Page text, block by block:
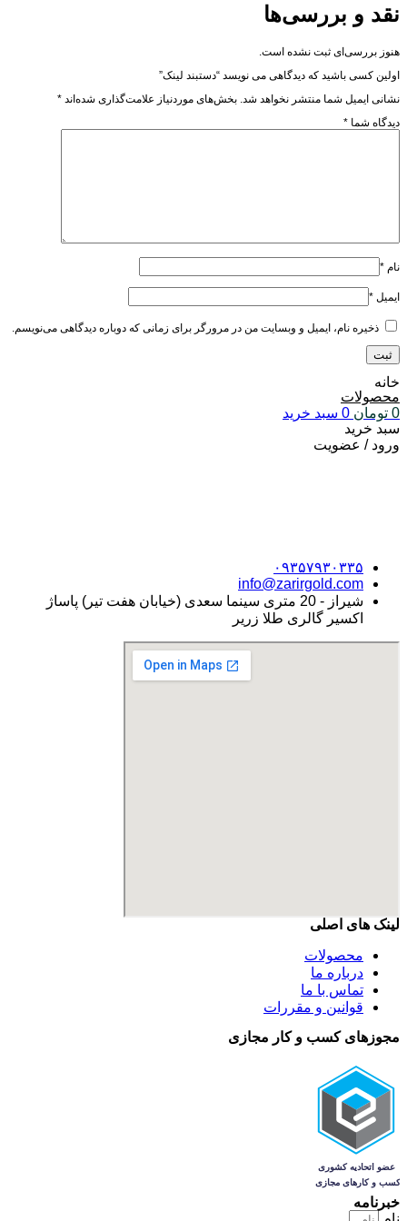
نقد و بررسی‌ها
هنوز بررسی‌ای ثبت نشده است.
اولین کسی باشید که دیدگاهی می نویسد “دستبند لینک”
نشانی ایمیل شما منتشر نخواهد شد. بخش‌های موردنیاز علامت‌گذاری شده‌اند *
دیدگاه شما *
نام *
ایمیل *
ذخیره نام، ایمیل و وبسایت من در مرورگر برای زمانی که دوباره دیدگاهی می‌نویسم.
خانه
محصولات
0 تومان 0 سبد خرید
سبد خرید
ورود / عضویت
۰۹۳۵۷۹۳۰۳۳۵
info@zarirgold.com
شیراز - 20 متری سینما سعدی (خیابان هفت تیر) پاساژ
اکسیر گالری طلا زریر
لینک های اصلی
محصولات
درباره ما
تماس با ما
قوانین و مقررات
مجوزهای کسب و کار مجازی
خبرنامه